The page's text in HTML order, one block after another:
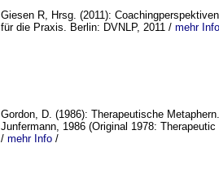
Giesen R, Hrsg. (2011):
für die Praxis. Berlin: DVNLP, 2011 / mehr Info
Gordon, D. (1986): Therapeutische
Junfermann, 1986 (Original 1978:
/ mehr Info /